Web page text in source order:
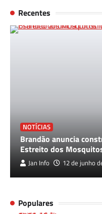
Recentes
NOTÍCIAS
Brandão anuncia
Estreito dos
Jan Info 12 de junho
Populares